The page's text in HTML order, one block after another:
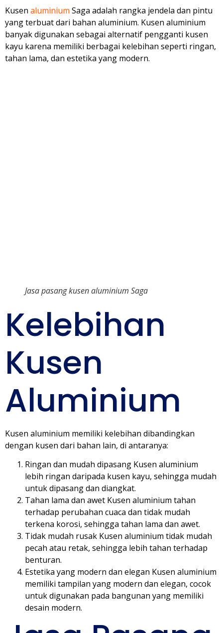
Kusen aluminium Saga adalah rangka jendela dan pintu
yang terbuat dari bahan aluminium. Kusen aluminium
banyak digunakan sebagai alternatif pengganti kusen
kayu karena memiliki berbagai kelebihan seperti ringan,
tahan lama, dan estetika yang modern.
Jasa pasang kusen aluminium Saga
Kelebihan
Kusen
Aluminium
Kusen aluminium memiliki kelebihan dibandingkan
dengan kusen dari bahan lain, di antaranya:
Ringan dan mudah dipasang Kusen aluminium
lebih ringan daripada kusen kayu, sehingga mudah
untuk dipasang dan diangkat.
Tahan lama dan awet Kusen aluminium tahan
terhadap perubahan cuaca dan tidak mudah
terkena korosi, sehingga tahan lama dan awet.
Tidak mudah rusak Kusen aluminium tidak mudah
pecah atau retak, sehingga lebih tahan terhadap
benturan.
Estetika yang modern dan elegan Kusen aluminium
memiliki tampilan yang modern dan elegan, cocok
untuk digunakan pada bangunan yang memiliki
desain modern.